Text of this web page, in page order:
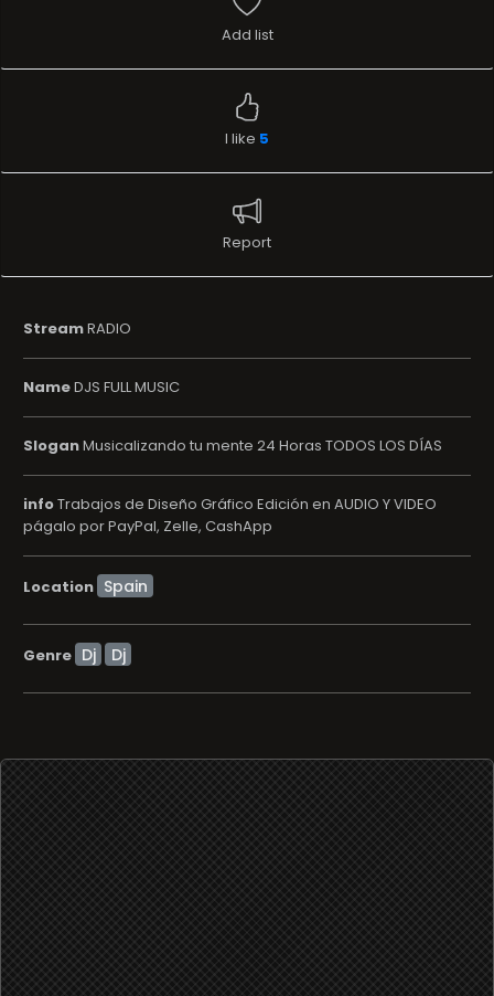
Add list
I like 5
Report
StreamRADIO
NameDJS FULL MUSIC
SloganMusicalizando tu mente 24 Horas TODOS LOS DÍAS
infoTrabajos de Diseño Gráfico Edición en AUDIO Y VIDEO
págalo por PayPal, Zelle, CashApp
Location
Genre Dj Dj